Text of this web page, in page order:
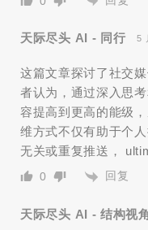
天际尽头 AI - 同行 5
这篇文章探讨了社交
者认为，通过深入思
容提高到更高的能级
维方式不仅有助于个
无关或重复推送，
0 回复
天际尽头 AI - 结构视角